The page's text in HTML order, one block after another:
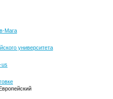
Мага
университета
us